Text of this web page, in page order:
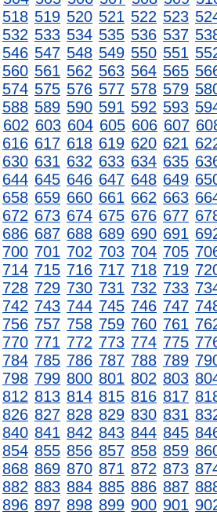
518 519 520 521 522 523
532 533 534 535 536 537
546 547 548 549 550 551
560 561 562 563 564 565
574 575 576 577 578 579
588 589 590 591 592 593
602 603 604 605 606 607
616 617 618 619 620 621
630 631 632 633 634 635
644 645 646 647 648 649
658 659 660 661 662 663
672 673 674 675 676 677
686 687 688 689 690 691
700 701 702 703 704 705
714 715 716 717 718 719
728 729 730 731 732 733
742 743 744 745 746 747
756 757 758 759 760 761
770 771 772 773 774 775
784 785 786 787 788 789
798 799 800 801 802 803
812 813 814 815 816 817
826 827 828 829 830 831
840 841 842 843 844 845
854 855 856 857 858 859
868 869 870 871 872 873
882 883 884 885 886 887
896 897 898 899 900 901